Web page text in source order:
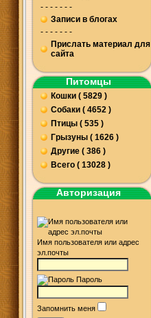
- - - - - - -
Записи в блогах
- - - - - - -
Прислать материал для
сайта
Питомцы
Кошки ( 5829 )
Собаки ( 4652 )
Птицы ( 535 )
Грызуны ( 1626 )
Другие ( 386 )
Всего ( 13028 )
Авторизация
Имя пользователя или адрес
эл.почты
Пароль
Запомнить меня